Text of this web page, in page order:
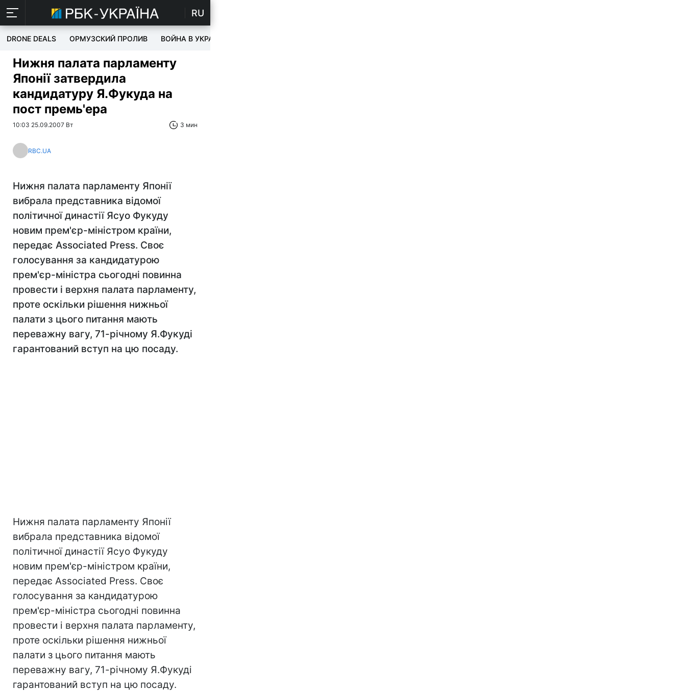
RU
DRONE DEALS ОРМУЗСКИЙ ПРОЛИВ ВОЙНА В УКРАИНЕ
Нижня палата парламенту
Японії затвердила
кандидатуру Я.Фукуда на
пост премь'ера
10:03 25.09.2007 Вт 3 мин
RBC.UA
Нижня палата парламенту Японії
вибрала представника відомої
політичної династії Ясуо Фукуду
новим прем'єр-міністром країни,
передає Associated Press. Своє
голосування за кандидатурою
прем'єр-міністра сьогодні повинна
провести і верхня палата парламенту,
проте оскільки рішення нижньої
палати з цього питання мають
переважну вагу, 71-річному Я.Фукуді
гарантований вступ на цю посаду.
Нижня палата парламенту Японії
вибрала представника відомої
політичної династії Ясуо Фукуду
новим прем'єр-міністром країни,
передає Associated Press. Своє
голосування за кандидатурою
прем'єр-міністра сьогодні повинна
провести і верхня палата парламенту,
проте оскільки рішення нижньої
палати з цього питання мають
переважну вагу, 71-річному Я.Фукуді
гарантований вступ на цю посаду.